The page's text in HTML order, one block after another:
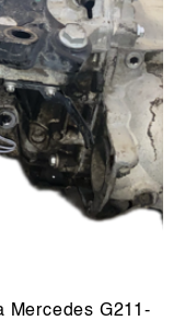
Mercedes G211-